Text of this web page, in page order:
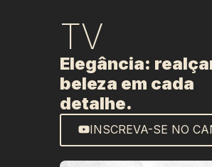
TV
Elegância:
beleza em cada
detalhe.
INSCREVA-SE NO